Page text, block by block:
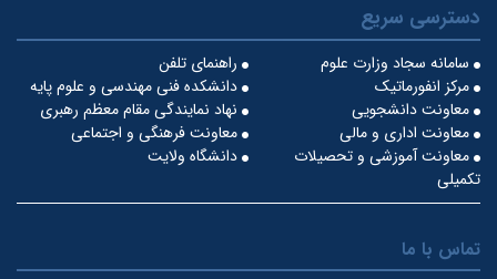
دسترسی سریع
راهنمای تلفن
سامانه سجاد وزارت علوم
دانشکده فنی مهندسی و علوم پایه
مرکز انفورماتیک
نهاد نمایندگی مقام معظم رهبری
معاونت دانشجویی
معاونت فرهنگی و اجتماعی
معاونت اداری و مالی
دانشگاه ولایت
معاونت آموزشی و تحصیلات
تکمیلی
تماس با ما